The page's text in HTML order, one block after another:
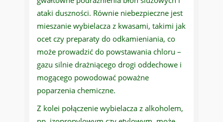
ataki duszności. Równie niebezpieczne jest
mieszanie wybielacza z kwasami, takimi jak
ocet czy preparaty do odkamieniania, co
może prowadzić do powstawania chloru –
gazu silnie drażniącego drogi oddechowe i
mogącego powodować poważne
poparzenia chemiczne.
Z kolei połączenie wybielacza z alkoholem,